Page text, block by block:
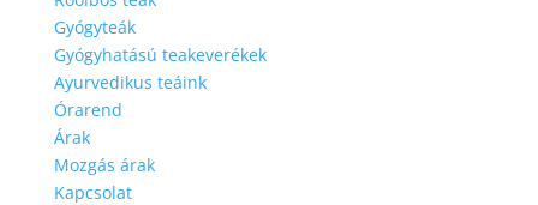
Gyógyteák
Gyógyhatású teakeverékek
Ayurvedikus teáink
Órarend
Árak
Mozgás árak
Kapcsolat